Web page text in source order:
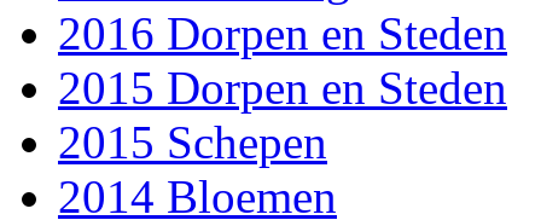
2016 Dorpen en Steden
2015 Dorpen en Steden
2015 Schepen
2014 Bloemen